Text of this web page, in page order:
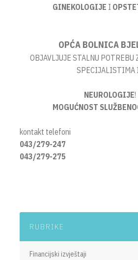
GINEKOLOGIJE I
OPĆA BOLNICA
OBJAVLJUJE STALNU
SPECIJALISTIMA
NEUROLOGIJE!
MOGUĆNOST
kontakt telefoni
043/279-247
043/279-275
RUBRIKE
Financijski izvještaji